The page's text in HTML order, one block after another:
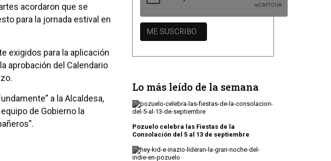
acordaron que se
para la jornada estival en
exigidos para la aplicación
aprobación del Calendario
a la Alcaldesa,
de Gobierno la
Lo más leído de la semana
Pozuelo celebra las Fiestas de la
Consolación del 5 al 13 de septiembre